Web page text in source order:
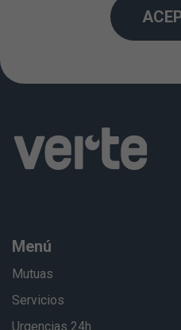
Creado: 01/01/2012 /
Menú
Mutuas
Servicios
Urgencias 24h